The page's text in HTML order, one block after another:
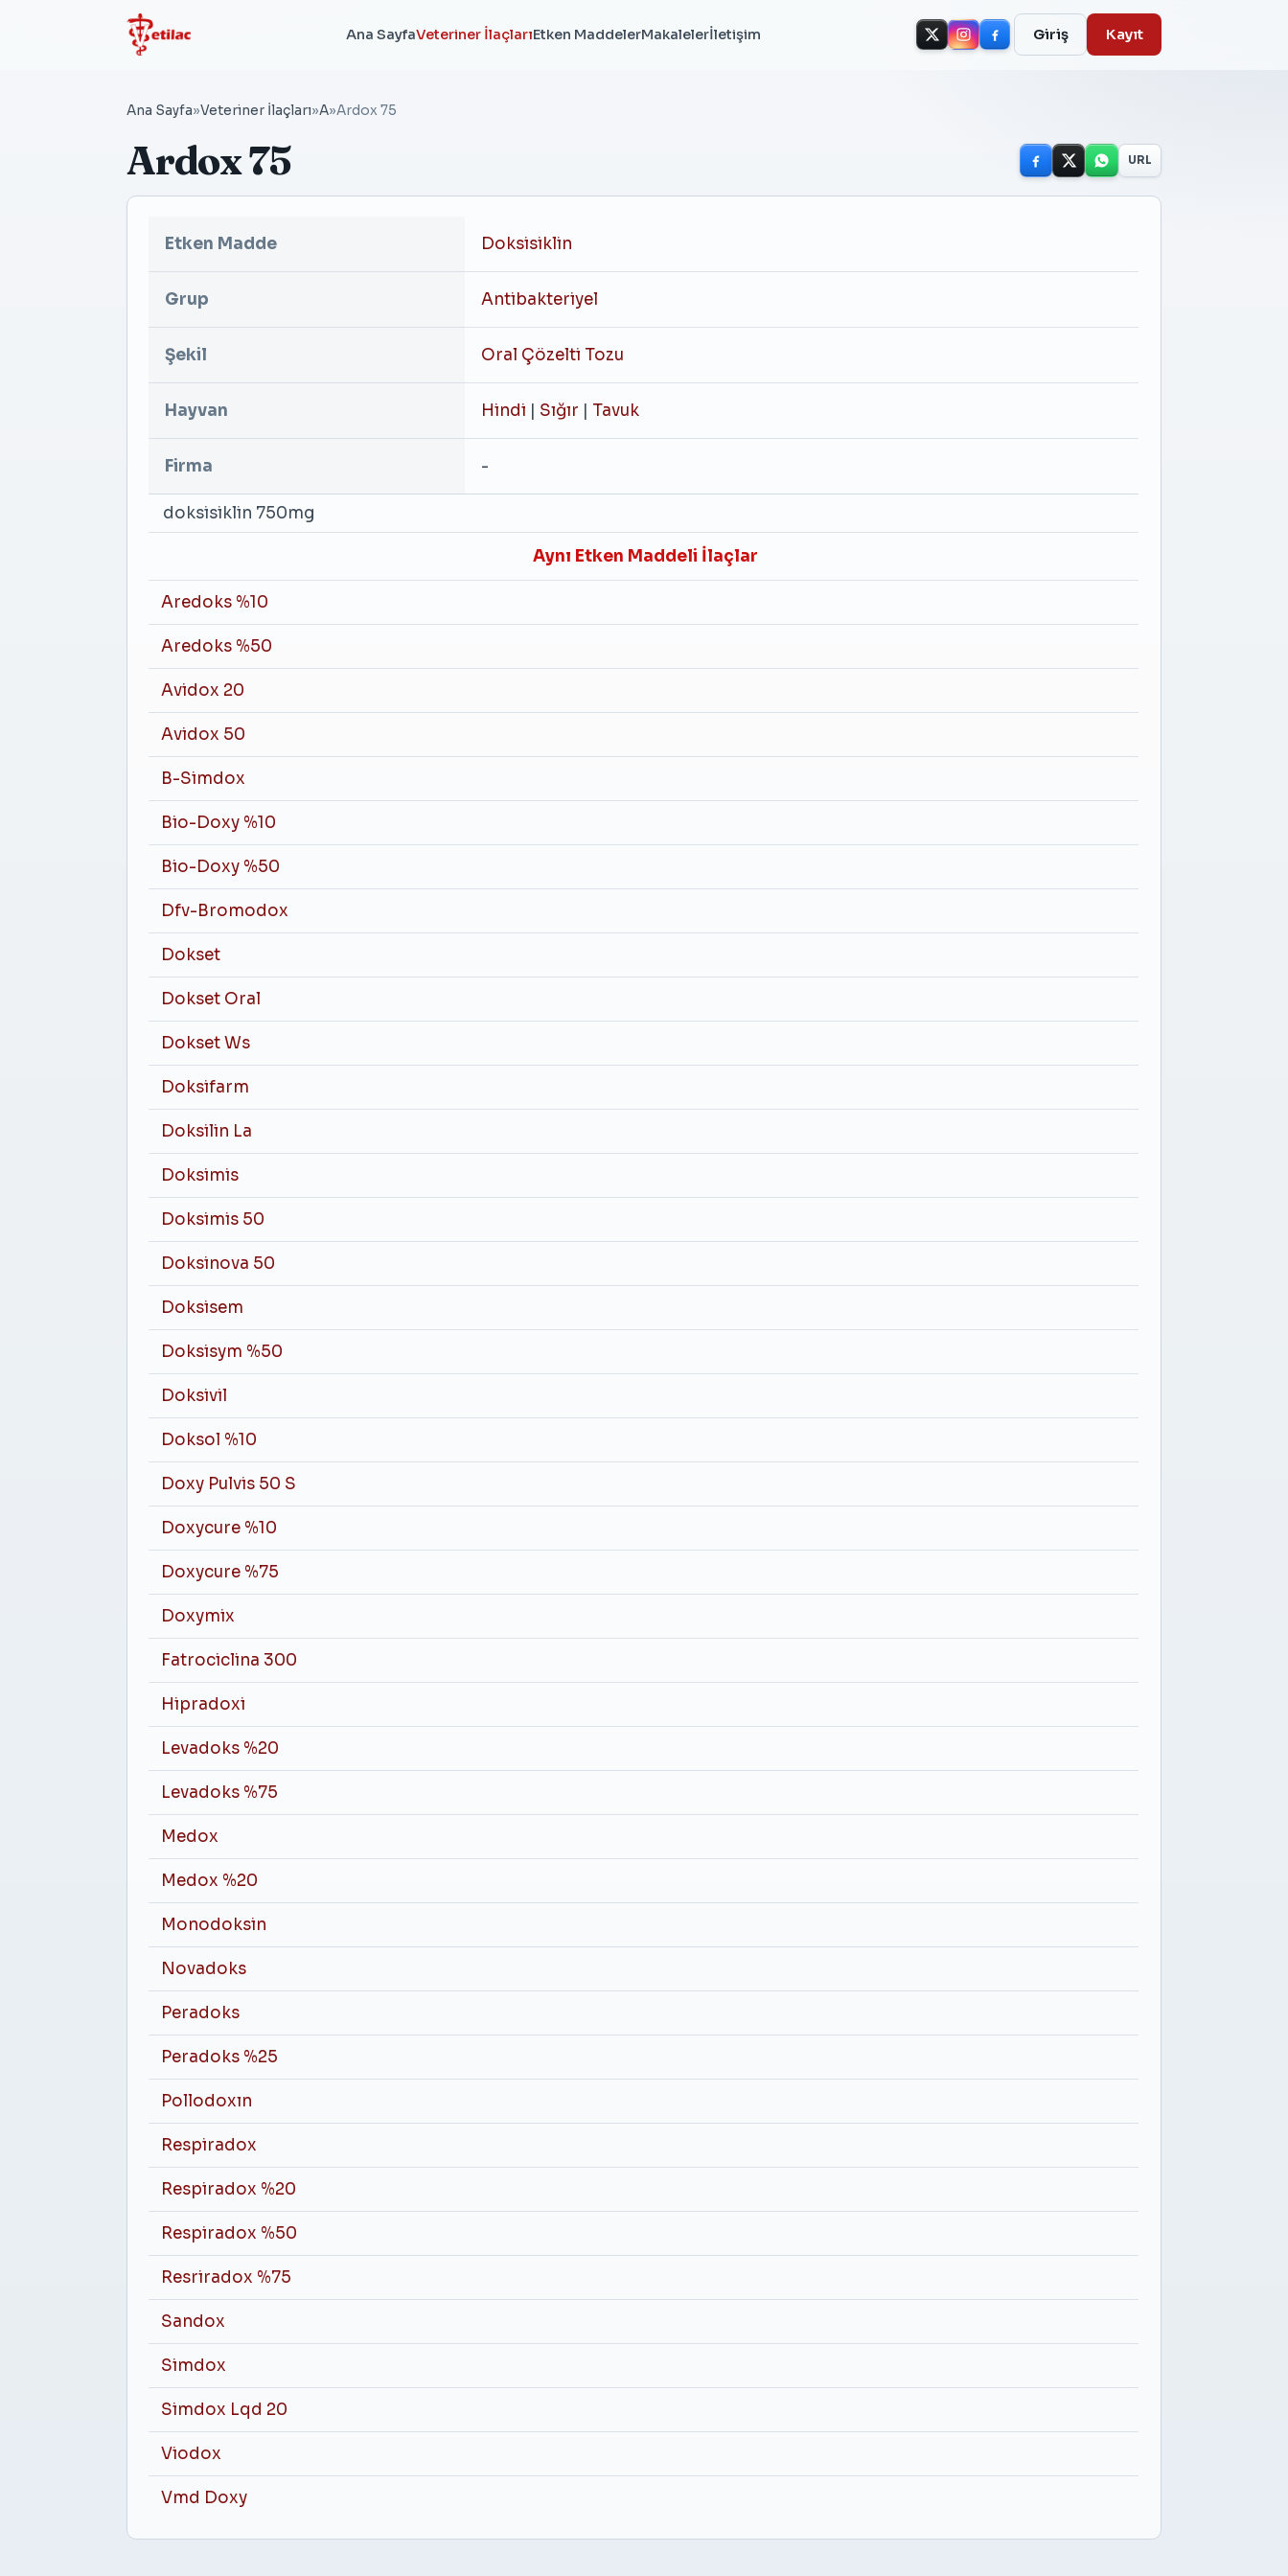
Ana SayfaVeteriner İlaçlarıEtken MaddelerMakalelerİletişim Giriş Kayıt
Ana Sayfa»Veteriner İlaçları»A»Ardox 75
Ardox 75 URL
Etken Madde Doksisiklin
Grup Antibakteriyel
Şekil Oral Çözelti Tozu
Hayvan Hindi Sığır Tavuk
Firma -
doksisiklin 750mg
Aynı Etken Maddeli İlaçlar
Aredoks %10
Aredoks %50
Avidox 20
Avidox 50
B-Simdox
Bio-Doxy %10
Bio-Doxy %50
Dfv-Bromodox
Dokset
Dokset Oral
Dokset Ws
Doksifarm
Doksilin La
Doksimis
Doksimis 50
Doksinova 50
Doksisem
Doksisym %50
Doksivil
Doksol %10
Doxy Pulvis 50 S
Doxycure %10
Doxycure %75
Doxymix
Fatrociclina 300
Hipradoxi
Levadoks %20
Levadoks %75
Medox
Medox %20
Monodoksin
Novadoks
Peradoks
Peradoks %25
Pollodoxın
Respiradox
Respiradox %20
Respiradox %50
Resriradox %75
Sandox
Simdox
Simdox Lqd 20
Viodox
Vmd Doxy